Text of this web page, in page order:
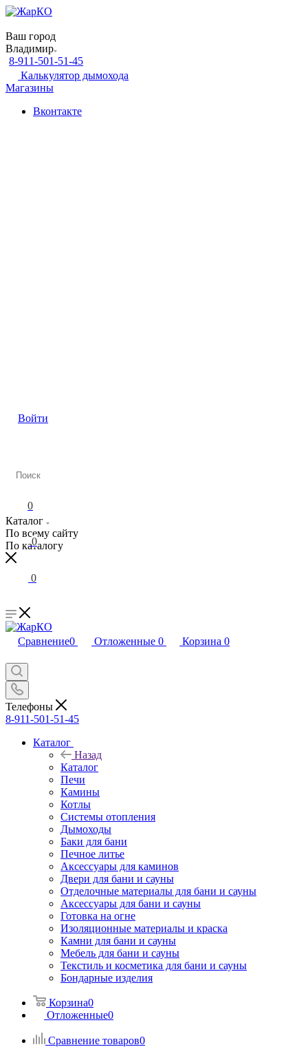
Ваш город
Владимир
8-911-501-51-45
Калькулятор дымохода
Магазины
Вконтакте
Войти
Каталог
По всему сайту
По каталогу
0
0
0
Сравнение0 Отложенные 0 Корзина 0
Телефоны
8-911-501-51-45
Каталог
Назад
Каталог
Печи
Камины
Котлы
Системы отопления
Дымоходы
Баки для бани
Печное литье
Аксессуары для каминов
Двери для бани и сауны
Отделочные материалы для бани и сауны
Аксессуары для бани и сауны
Готовка на огне
Изоляционные материалы и краска
Камни для бани и сауны
Мебель для бани и сауны
Текстиль и косметика для бани и сауны
Бондарные изделия
Корзина0
Отложенные0
Сравнение товаров0